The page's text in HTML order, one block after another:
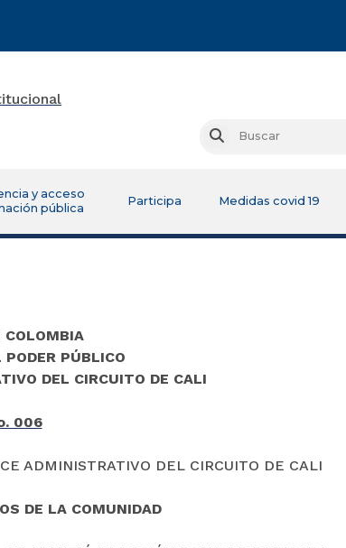
Buscar
y acceso
pública
Participa Medidas covid 19
COLOMBIA
PÚBLICO
DEL CIRCUITO DE CALI
006
ADMINISTRATIVO DEL CIRCUITO DE CALI
DE LA COMUNIDAD